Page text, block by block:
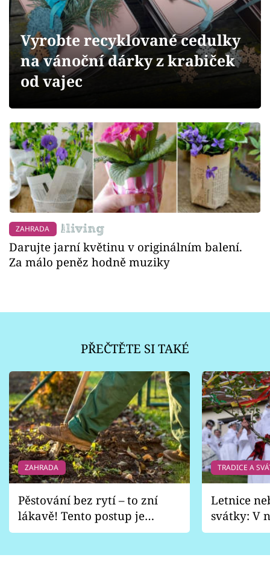
Přihlášení
Sledujte nás
Vyrobte recyklované cedulky
na vánoční dárky z krabiček
od vajec
ZAHRADA
Darujte jarní květinu v originálním balení.
Za málo peněz hodně muziky
PŘEČTĚTE SI TAKÉ
ZAHRADA
Pěstování bez rytí – to zní
lákavě! Tento postup je
vhodný jen pro některé
TRADICE A
Letnice
svátky: V
pondělí